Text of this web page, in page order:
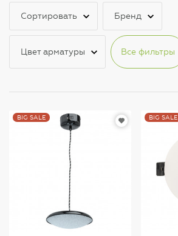
Сортировать Бренд
Цвет арматуры Все фильтры
BIG SALE BIG SALE